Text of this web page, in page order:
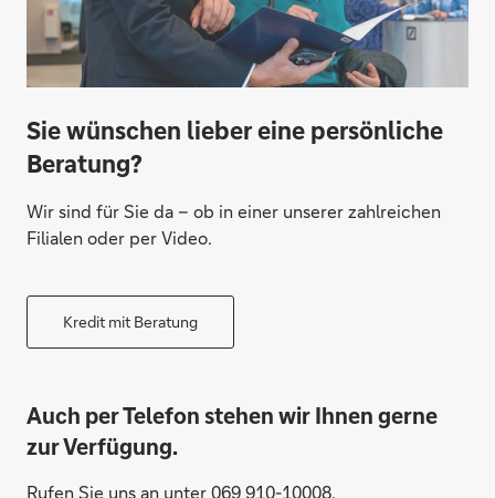
Sie wünschen lieber eine persönliche
Beratung?
Wir sind für Sie da – ob in einer unserer zahlreichen
Filialen oder per Video.
Kredit mit Beratung
Auch per Telefon stehen wir Ihnen gerne
zur Verfügung.
Rufen Sie uns an unter 069 910-10008.